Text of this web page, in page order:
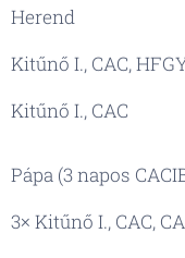
Herend
Kitűnő I., CAC,
Kitűnő I., CAC
Pápa (3 napos
3× Kitűnő I., CAC,